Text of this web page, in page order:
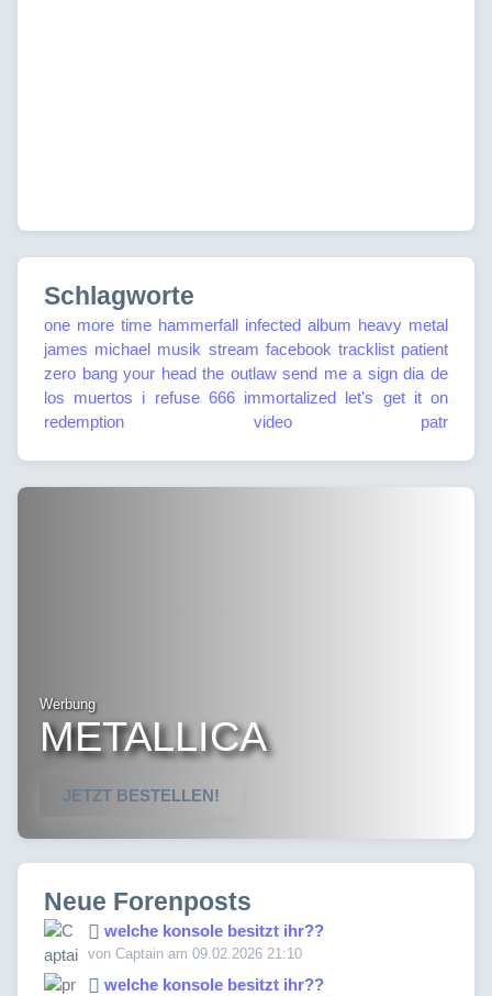
Schlagworte
one more time hammerfall infected album heavy metal
james michael musik stream facebook tracklist patient
zero bang your head the outlaw send me a sign dia de
los muertos i refuse 666 immortalized let's get it on
redemption
video patr
Werbung
METALLICA
JETZT BESTELLEN!
Neue Forenposts
welche konsole besitzt ihr??
von Captain am 09.02.2026 21:10
welche konsole besitzt ihr??